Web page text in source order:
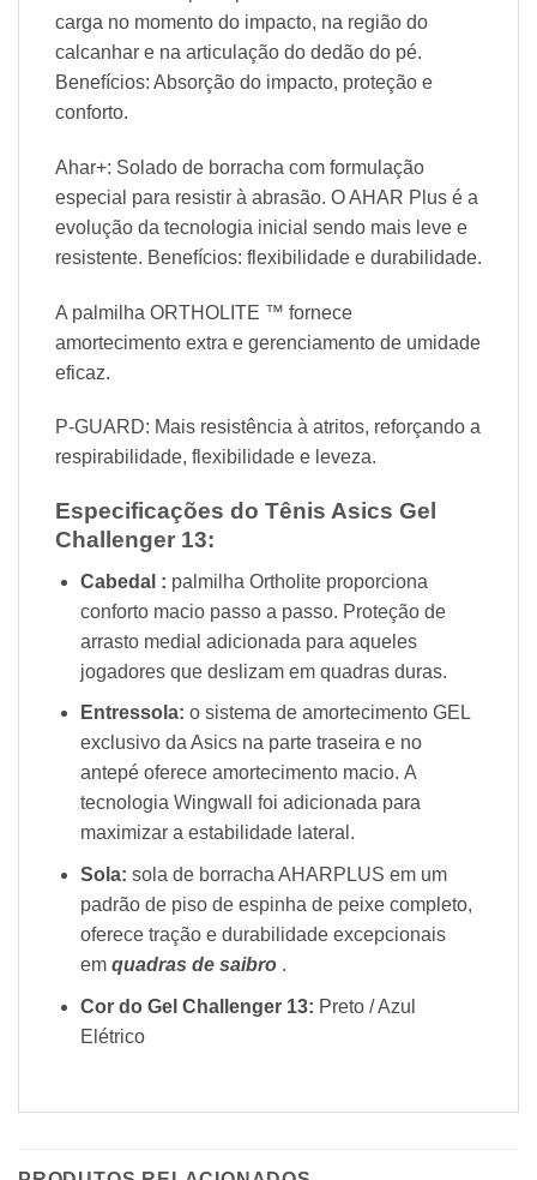
carga no momento do impacto, na região do
calcanhar e na articulação do dedão do pé.
Benefícios: Absorção do impacto, proteção e
conforto.
Ahar+: Solado de borracha com formulação
especial para resistir à abrasão. O AHAR Plus é a
evolução da tecnologia inicial sendo mais leve e
resistente. Benefícios: flexibilidade e durabilidade.
A palmilha ORTHOLITE ™ fornece
amortecimento extra e gerenciamento de umidade
eficaz.
P-GUARD: Mais resistência à atritos, reforçando a
respirabilidade, flexibilidade e leveza.
Especificações do Tênis Asics Gel
Challenger 13:
Cabedal : palmilha Ortholite proporciona
conforto macio passo a passo. Proteção de
arrasto medial adicionada para aqueles
jogadores que deslizam em quadras duras.
Entressola: o sistema de amortecimento GEL
exclusivo da Asics na parte traseira e no
antepé oferece amortecimento macio. A
tecnologia Wingwall foi adicionada para
maximizar a estabilidade lateral.
Sola: sola de borracha AHARPLUS em um
padrão de piso de espinha de peixe completo,
oferece tração e durabilidade excepcionais
em quadras de saibro.
Cor do Gel Challenger 13: Preto / Azul
Elétrico